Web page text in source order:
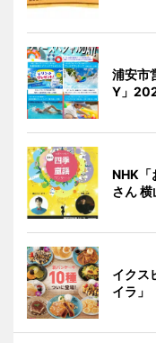
浦安市
Y」
NHK「
さん
イクス
イラ」